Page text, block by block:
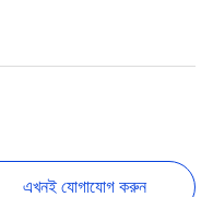
এখনই যোগাযোগ করুন